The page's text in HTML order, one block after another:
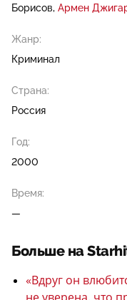
Борисов Армен
Жанр:
Криминал
Страна:
Россия
Год:
2000
Время:
—
Больше на
«Вдруг он